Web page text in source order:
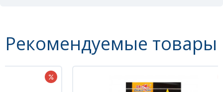
Рекомендуемые товары